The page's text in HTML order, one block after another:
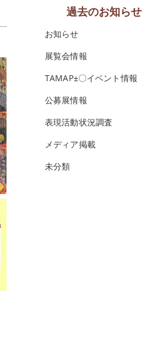
過去のお知らせ
お知らせ
展覧会情報
TAMAP±〇イベント情報
公募展情報
表現活動状況調査
メディア掲載
未分類